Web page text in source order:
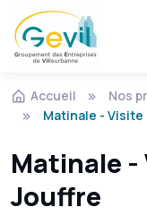
Accueil
Nos
Matinale -
Matinale -
Jouffre